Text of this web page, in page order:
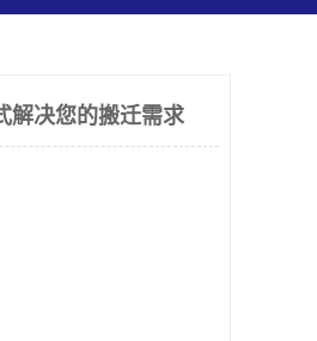
解决您的搬迁需求